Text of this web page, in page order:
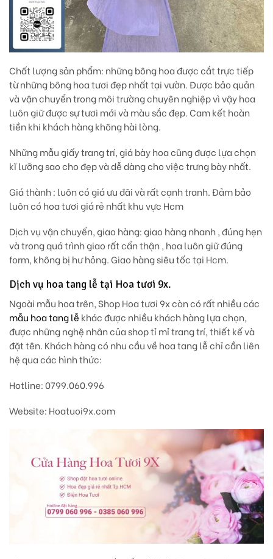
Chất lượng sản phẩm: những bông hoa được cắt trực tiếp
từ những bông hoa tươi đẹp nhất tại vườn. Được bảo quản
và vận chuyển trong môi trường chuyên nghiệp vì vậy hoa
luôn giữ được sự tươi mới và màu sắc đẹp. Cam kết hoàn
tiền khi khách hàng không hài lòng.
Những mẫu giấy trang trí, giá bày hoa cũng được lựa chọn
kĩ lưỡng sao cho đẹp và dễ dàng cho việc trưng bày nhất.
Giá thành: luôn có giá ưu đãi và rất cạnh tranh. Đảm bảo
luôn có hoa tươi giá rẻ nhất khu vực Hcm
Dịch vụ vận chuyển, giao hàng:giao hàng nhanh , đúng hẹn
và trong quá trình giao rất cẩn thận , hoa luôn giữ đúng
form, không bị hư hỏng. Giao hàng siêu tốc tại Hcm.
Dịch vụ hoa tang lễ tại Hoa tươi 9x.
Ngoài mẫu hoa trên, Shop Hoa tươi 9x còn có rất nhiều các
mẫu hoa tang lễ khác được nhiều khách hàng lựa chọn,
được những nghệ nhân của shop tỉ mỉ trang trí, thiết kế và
đặt tên. Khách hàng có nhu cầu về hoa tang lễ chỉ cần liên
hệ qua các hình thức:
Hotline: 0799.060.996
Website: Hoatuoi9x.com